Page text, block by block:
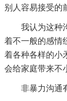
别人容易接受的
我认为这种
着不一般的感情
着各种各样的小
会给家庭带来不
非暴力沟通